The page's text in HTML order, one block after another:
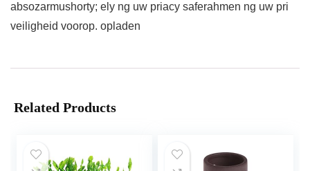
absozarmushorty; ely ng uw priacy saferahmen ng uw pri
veiligheid voorop. opladen
Related Products